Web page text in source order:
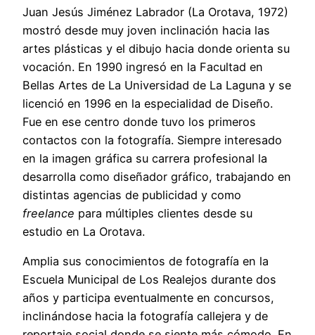
Juan Jesús Jiménez Labrador (La Orotava, 1972)
mostró desde muy joven inclinación hacia las
artes plásticas y el dibujo hacia donde orienta su
vocación. En 1990 ingresó en la Facultad en
Bellas Artes de La Universidad de La Laguna y se
licenció en 1996 en la especialidad de Diseño.
Fue en ese centro donde tuvo los primeros
contactos con la fotografía. Siempre interesado
en la imagen gráfica su carrera profesional la
desarrolla como diseñador gráfico, trabajando en
distintas agencias de publicidad y como
freelance para múltiples clientes desde su
estudio en La Orotava.
Amplia sus conocimientos de fotografía en la
Escuela Municipal de Los Realejos durante dos
años y participa eventualmente en concursos,
inclinándose hacia la fotografía callejera y de